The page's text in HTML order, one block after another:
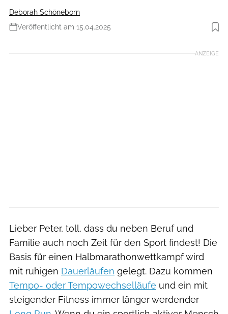
Deborah Schöneborn
Veröffentlicht am 15.04.2025
Foto: Getty Images
ANZEIGE
Lieber Peter, toll, dass du neben Beruf und
Familie auch noch Zeit für den Sport findest! Die
Basis für einen Halbmarathonwettkampf wird
mit ruhigen Dauerläufen gelegt. Dazu kommen
Tempo- oder Tempowechselläufe und ein mit
steigender Fitness immer länger werdender